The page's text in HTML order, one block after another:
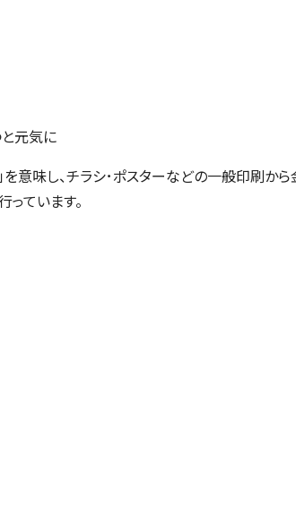
元気に
を意味し、チラシ･ポスターなどの一般印刷か
ています。